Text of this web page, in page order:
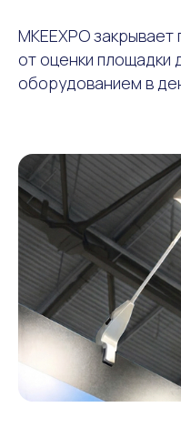
MKEEXPO
от оценки площадки
оборудованием в